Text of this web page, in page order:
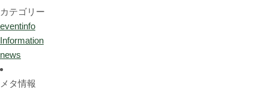
カテゴリー
eventinfo
Information
news
メタ情報